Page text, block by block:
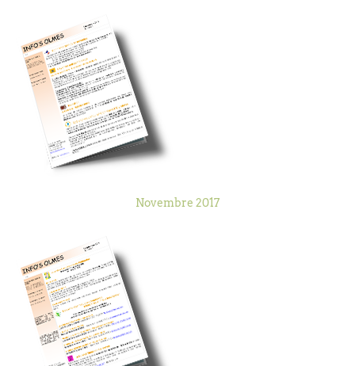
Novembre 2017